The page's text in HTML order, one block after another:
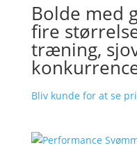
Bolde med
fire
træning,
Bliv kunde for at se